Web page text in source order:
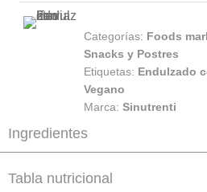
Categorías: Foods
Snacks y Postres
Etiquetas: Endulzado
Vegano
Marca: Sinutrenti
Ingredientes
Tabla nutricional